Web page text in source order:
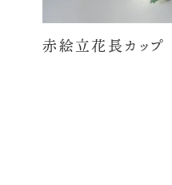
赤絵立花長カップ